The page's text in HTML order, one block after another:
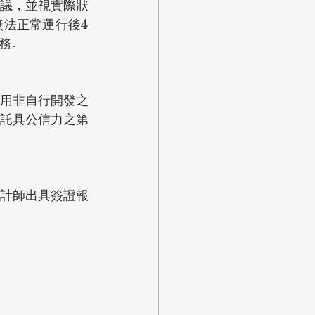
，並視實際狀
正常運行後4
。
非自行開發之
具公信力之第
師出具簽證報